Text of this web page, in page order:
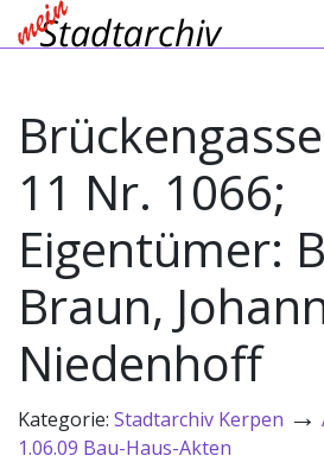
11 Nr. 1066;
Eigentümer:
Braun,
Niedenhoff
Kategorie: Stadtarchiv Kerpen →
1.06.09 Bau-Haus-Akten